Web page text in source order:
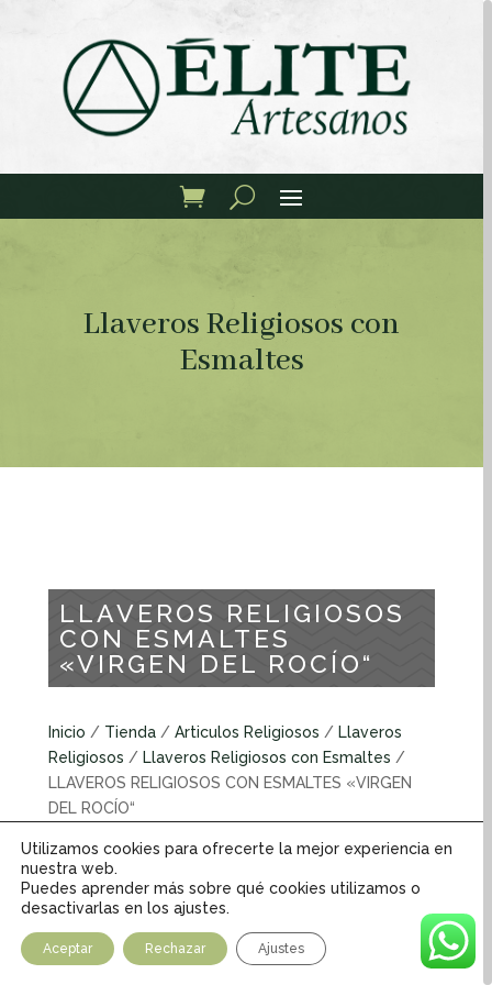
Llaveros Religiosos con
Esmaltes
LLAVEROS RELIGIOSOS
CON ESMALTES
«VIRGEN DEL ROCÍO“
Inicio / Tienda / Articulos Religiosos / Llaveros
Religiosos / Llaveros Religiosos con Esmaltes /
LLAVEROS RELIGIOSOS CON ESMALTES «VIRGEN
DEL ROCÍO“
Llaveros religiosos con esmaltes
INFORMACIÓN ADICIONAL
Peso
Utilizamos cookies para ofrecerte la mejor experiencia en
nuestra web.
Puedes aprender más sobre qué cookies utilizamos o
desactivarlas en los ajustes.
Aceptar Rechazar Ajustes